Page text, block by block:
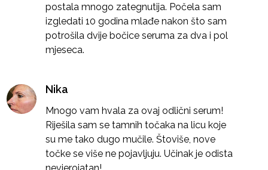
postala mnogo zategnutija. Počela sam
izgledati 10 godina mlađe nakon što sam
potrošila dvije bočice seruma za dva i pol
mjeseca.
Nika
Mnogo vam hvala za ovaj odlični serum!
Riješila sam se tamnih točaka na licu koje
su me tako dugo mučile. Štoviše, nove
točke se više ne pojavljuju. Učinak je odista